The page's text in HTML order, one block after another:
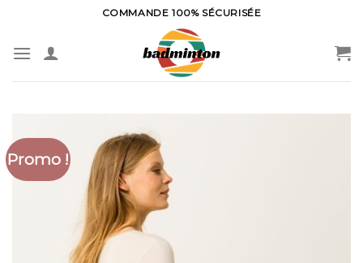
content
COMMANDE 100% SÉCURISÉE
Promo !